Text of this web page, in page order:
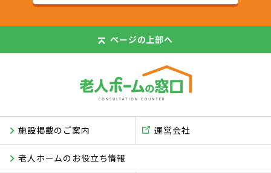
ページの上部へ
施設掲載のご案内
老人ホームのお役立ち情報
運営会社